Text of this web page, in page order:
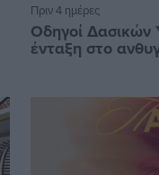
Πριν 4 ημέρες
Οδηγοί Δασικών
ένταξη στο